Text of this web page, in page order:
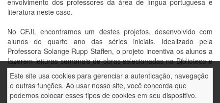
Este site usa cookies para gerenciar a autenticação, navegação
e outras funções. Ao usar nosso site, você concorda que
podemos colocar esses tipos de cookies em seu dispositivo.
envolvimento dos professores da área de língua portuguesa e
literatura neste caso.
No CFJL encontramos um destes projetos, desenvolvido com
alunos do quarto ano das séries iniciais. Idealizado pela
Professora Solange Rupp Staffen, o projeto incentiva os alunos a
fazerem leituras semanais de obras selecionadas na Biblioteca e
a partir delas, comporem fichas de leitura com as informações
básicas do livro (título, autor, editora, ano), além da classificação
e comentário sobre a obra.